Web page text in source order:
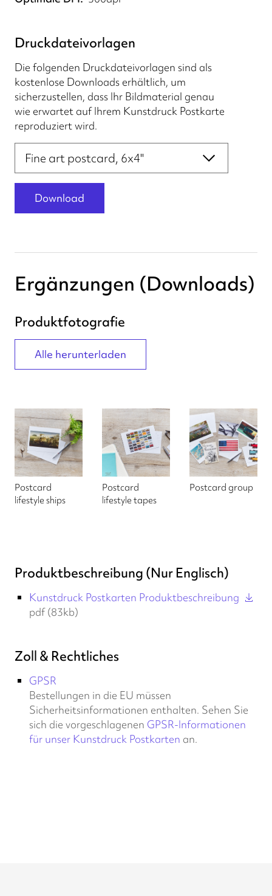
Druckdateivorlagen
Die folgenden Druckdateivorlagen sind als
kostenlose Downloads erhältlich, um
sicherzustellen, dass Ihr Bildmaterial genau
wie erwartet auf Ihrem Kunstdruck Postkarte
reproduziert wird.
Druckdateivorlagen
Download
Ergänzungen (Downloads)
Produktfotografie
Alle herunterladen
Postcard
lifestyle ships
Postcard
lifestyle tapes
Postcard group
Produktbeschreibung (Nur Englisch)
Kunstdruck Postkarten Produktbeschreibung
pdf (83kb)
Zoll & Rechtliches
GPSR
Bestellungen in die EU müssen
Sicherheitsinformationen enthalten. Sehen Sie
sich die vorgeschlagenen GPSR-Informationen
für unser Kunstdruck Postkarten an.